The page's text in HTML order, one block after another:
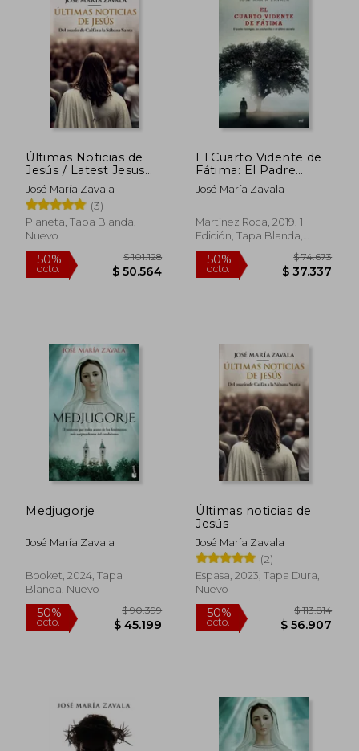
50% $ 87.763 40%
Últimas Noticias de
Jesús / Latest Jesus
News
José María Zavala
(3)
Planeta, Tapa Blanda,
Nuevo
El Cuarto Vidente de
Fátima: El Padre
Formigão, los
Partorcitos y el
de Colección)
José María Zavala
Martínez Roca, 2019, 1
Edición, Tapa Blanda,
Nuevo
Medjugorje
José María Zavala
Booket, 2024, Tapa
Blanda, Nuevo
Últimas noticias de
Jesús
José María Zavala
(2)
Espasa, 2023, Tapa Dura,
Nuevo